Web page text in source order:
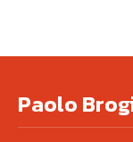
Paolo